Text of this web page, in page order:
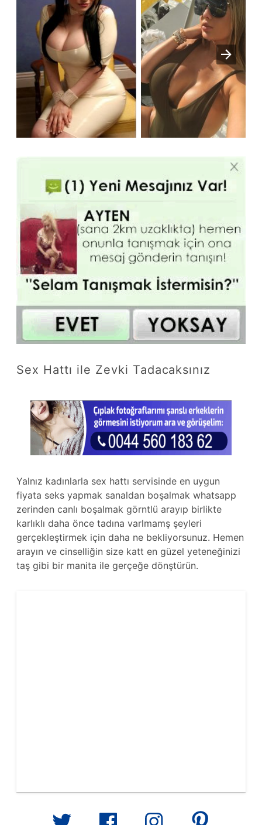
Sex Hattı ile Zevki Tadacaksınız
Yalnız kadınlarla sex hattı servisinde en uygun
fiyata seks yapmak sanaldan boşalmak whatsapp
zerinden canlı boşalmak görntlü arayıp birlikte
karlıklı daha önce tadına varlmamş şeyleri
gerçekleştirmek için daha ne bekliyorsunuz. Hemen
arayın ve cinselliğin size katt en güzel yeteneğinizi
taş gibi bir manita ile gerçeğe dönştürün.